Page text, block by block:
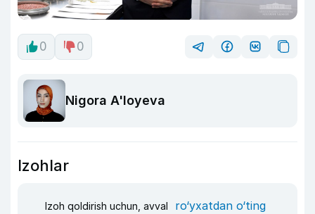
0 0
Nigora A'loyeva
Izohlar
Izoh qoldirish uchun, avval ro‘yxatdan o‘ting